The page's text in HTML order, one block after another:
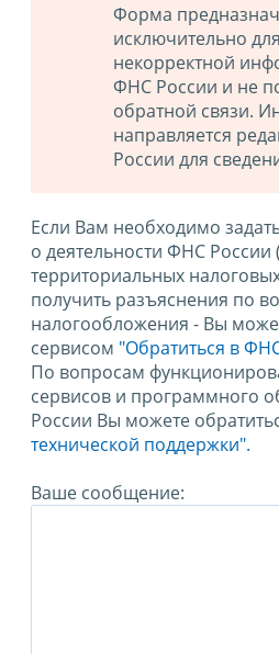
Форма
исключительно
некорректной
ФНС России и не
обратной связи.
направляется
России для
Если Вам необходимо
о деятельности ФНС России
территориальных
получить разъяснения по
налогообложения - Вы
сервисом "Обратиться в
По вопросам
сервисов и программного
России Вы можете
технической поддержки".
Ваше сообщение: